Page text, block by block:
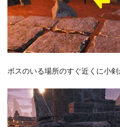
ボスのいる場所のすぐ近くに小剣